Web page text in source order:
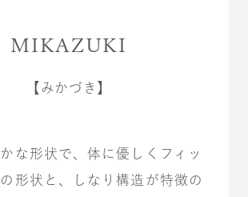
MIKAZUKI
【みかづき】
な形状で、体に優しくフィッ
の形状と、しなり構造が特徴の